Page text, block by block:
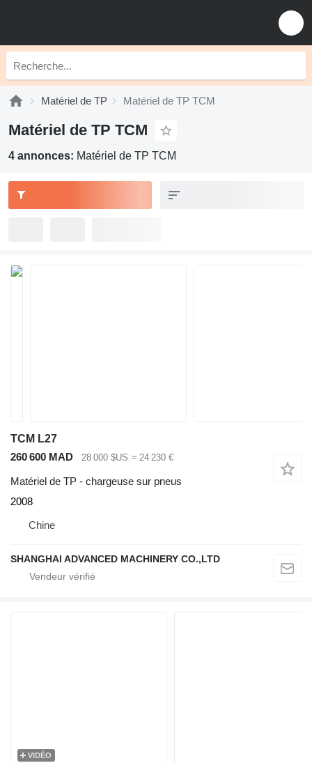
Matériel de TP Matériel de TP TCM
Matériel de TP TCM
4 annonces: Matériel de TP TCM
TCM L27
260 600 MAD
28 000 $US ≈ 24 230 €
Matériel de TP - chargeuse sur pneus
2008
Chine
SHANGHAI ADVANCED MACHINERY CO.,LTD
VIDÉO